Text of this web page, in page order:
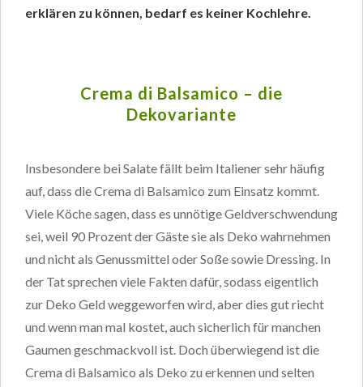
erklären zu können, bedarf es keiner Kochlehre.
Crema di Balsamico – die
Dekovariante
Insbesondere bei Salate fällt beim Italiener sehr häufig
auf, dass die Crema di Balsamico zum Einsatz kommt.
Viele Köche sagen, dass es unnötige Geldverschwendung
sei, weil 90 Prozent der Gäste sie als Deko wahrnehmen
und nicht als Genussmittel oder Soße sowie Dressing. In
der Tat sprechen viele Fakten dafür, sodass eigentlich
zur Deko Geld weggeworfen wird, aber dies gut riecht
und wenn man mal kostet, auch sicherlich für manchen
Gaumen geschmackvoll ist. Doch überwiegend ist die
Crema di Balsamico als Deko zu erkennen und selten